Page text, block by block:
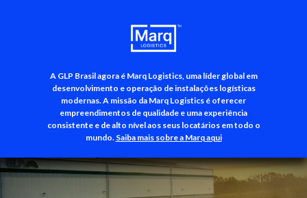
A GLP Brasil agora é Marq Logistics, uma líder global em
desenvolvimento e operação de instalações logísticas
modernas. A missão da Marq Logistics é oferecer
empreendimentos de qualidade e uma experiência
consistente e de alto nível aos seus locatários em todo o
mundo. Saiba mais sobre a Marq aqui
+55 (11) 3500-3700